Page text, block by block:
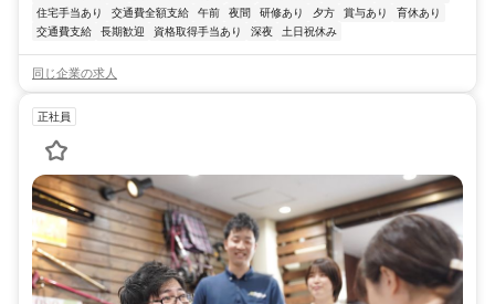
住宅手当あり
交通費全額支給 午前 夜間 研修あり 夕方 賞与あり
育休あり
交通費支給
長期歓迎 資格取得手当あり 深夜 土日祝休み
同じ企業の求人
正社員